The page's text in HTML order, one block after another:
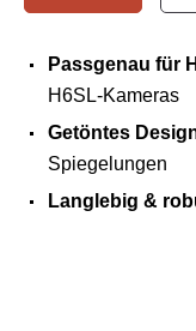
Passgenau für
H6SL-Kameras
Getöntes
Spiegelungen
Langlebig &